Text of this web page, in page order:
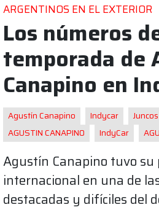
ARGENTINOS EN EL EXTERIOR
Los números
temporada de
Canapino en
Agustín Canapino Indycar
AGUSTIN CANAPINO
IndyCar
Agustín Canapino tuvo su
internacional en una de
destacadas y difíciles del